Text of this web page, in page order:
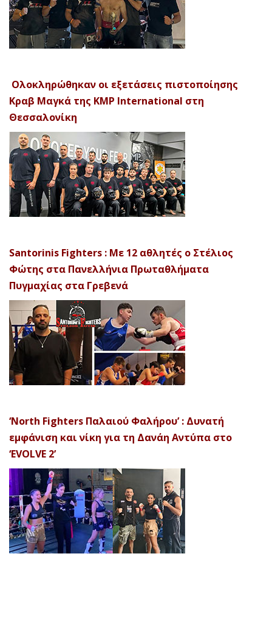
Ολοκληρώθηκαν οι εξετάσεις πιστοποίησης
Κραβ Μαγκά της KMP International στη
Θεσσαλονίκη
Santorinis Fighters : Με 12 αθλητές ο Στέλιος
Φώτης στα Πανελλήνια Πρωταθλήματα
Πυγμαχίας στα Γρεβενά
‘North Fighters Παλαιού Φαλήρου’ : Δυνατή
εμφάνιση και νίκη για τη Δανάη Αντύπα στο
‘EVOLVE 2’